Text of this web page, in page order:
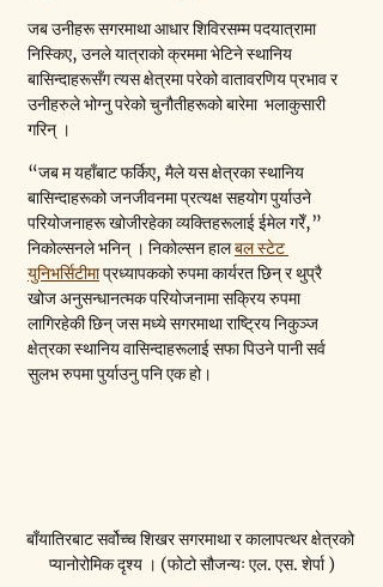
जब उनीहरू सगरमाथा आधार शिविरसम्म पदयात्रामा
निस्किए, उनले यात्राको क्रममा भेटिने स्थानिय
बासिन्दाहरूसँग त्यस क्षेत्रमा परेको वातावरणिय प्रभाव र
उनीहरुले भोग्नु परेको चुनौतीहरूको बारेमा  भलाकुसारी
गरिन् ।
“जब म यहाँबाट फर्किए, मैले यस क्षेत्रका स्थानिय
बासिन्दाहरूको जनजीवनमा प्रत्यक्ष सहयोग पुर्याउने
परियोजनाहरू खोजीरहेका व्यक्तिहरूलाई ईमेल गरेँ,”
निकोल्सनले भनिन् । निकोल्सन हाल बल स्टेट
युनिभर्सिटीमा प्रध्यापकको रुपमा कार्यरत छिन् र थुप्रै
खोज अनुसन्धानत्मक परियोजनामा सक्रिय रुपमा
लागिरहेकी छिन् जस मध्ये सगरमाथा राष्ट्रिय निकुञ्ज
क्षेत्रका स्थानिय वासिन्दाहरूलाई सफा पिउने पानी सर्व
सुलभ रुपमा पुर्याउनु पनि एक हो।
बाँयातिरबाट सर्वोच्च शिखर सगरमाथा र कालापत्थर क्षेत्रको
प्यानोरोमिक दृश्य । (फोटो सौजन्यः एल. एस. शेर्पा )